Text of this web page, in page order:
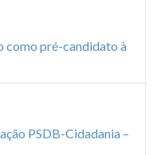
como pré-candidato à
PSDB-Cidadania –